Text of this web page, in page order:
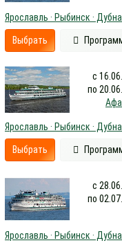
Ярославль · Рыбинск ·
Выбрать
с
по
Ярославль · Рыбинск ·
Выбрать
с
по
Ярославль · Рыбинск ·